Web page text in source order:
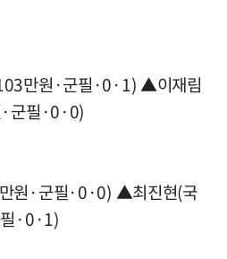
만원·군필·0·1) ▲이재림
군필·0·0)
원·군필·0·0) ▲최진현(국
·0·1)